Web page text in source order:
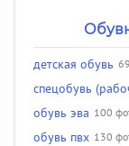
детская обувь
спецобувь
обувь эва 100
обувь пвх 130